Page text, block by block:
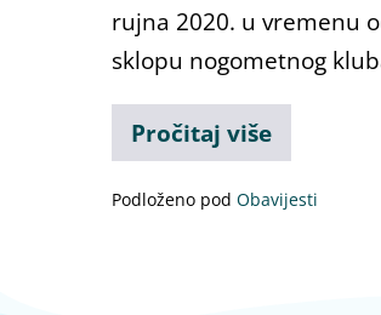
rujna 2020. u vremenu
sklopu nogometnog
Pročitaj više
Podloženo pod Obavijesti